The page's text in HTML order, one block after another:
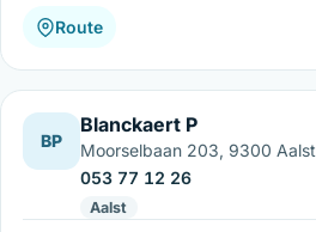
Route
BP
Blanckaert P
Moorselbaan 203, 9300 Aalst
053 77 12 26
Aalst